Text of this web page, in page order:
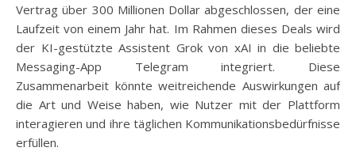
Vertrag über 300 Millionen Dollar abgeschlossen, der eine
Laufzeit von einem Jahr hat. Im Rahmen dieses Deals wird
der KI-gestützte Assistent Grok von xAI in die beliebte
Messaging-App Telegram integriert. Diese
Zusammenarbeit könnte weitreichende Auswirkungen auf
die Art und Weise haben, wie Nutzer mit der Plattform
interagieren und ihre täglichen Kommunikationsbedürfnisse
erfüllen.